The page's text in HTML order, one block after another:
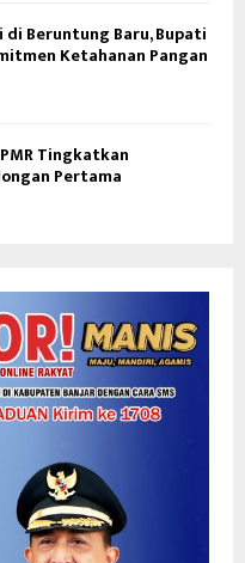
di Beruntung Baru, Bupati
Ketahanan Pangan
Tingkatkan
Pertama